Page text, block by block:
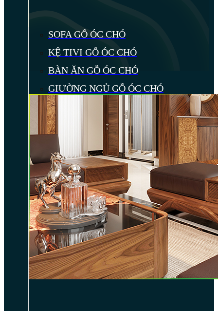
SOFA GỖ ÓC CHÓ
KỆ TIVI GỖ ÓC CHÓ
BÀN ĂN GỖ ÓC CHÓ
GIƯỜNG NGỦ GỖ ÓC CHÓ